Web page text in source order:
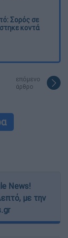
Σορός σε
κοντά
επόμενο
άρθρο
News!
με την